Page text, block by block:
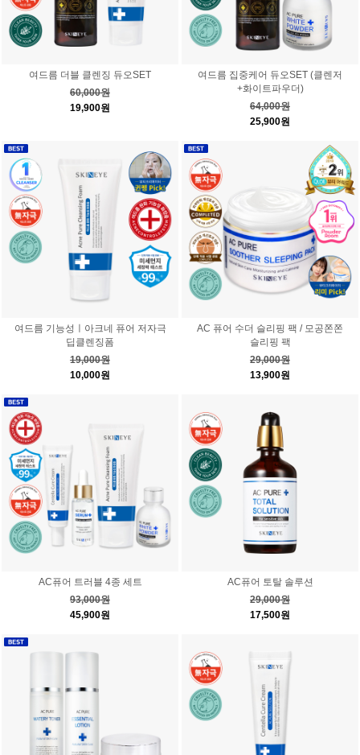
여드름 더블 클렌징 듀오SET
60,000원
19,900원
여드름 집중케어 듀오SET (클렌저
+화이트파우더)
64,000원
25,900원
여드름 기능성ㅣ아크네 퓨어 저자극
딥클렌징폼
19,000원
10,000원
AC 퓨어 수더 슬리핑 팩 / 모공쫀쫀
슬리핑 팩
29,000원
13,900원
AC퓨어 트러블 4종 세트
93,000원
45,900원
AC퓨어 토탈 솔루션
29,000원
17,500원